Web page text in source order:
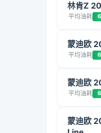
林肯Z
平均油耗
蒙迪欧
平均油耗
蒙迪欧
平均油耗
蒙迪欧